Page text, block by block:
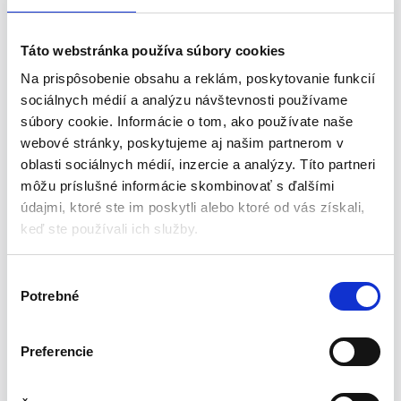
Táto webstránka používa súbory cookies
Na prispôsobenie obsahu a reklám, poskytovanie funkcií
sociálnych médií a analýzu návštevnosti používame
súbory cookie. Informácie o tom, ako používate naše
webové stránky, poskytujeme aj našim partnerom v
oblasti sociálnych médií, inzercie a analýzy. Títo partneri
môžu príslušné informácie skombinovať s ďalšími
údajmi, ktoré ste im poskytli alebo ktoré od vás získali,
keď ste používali ich služby.
Potrebné
Preferencie
teplotách. Mikina má 3 vrecká na zips. Rukávy sú zakončené
stoperom, čo umožňuje lepšie prispôsobenie veľkosti typu
postavy. Mestský strih a módne farby umožňujú používať produkt
aj mimo práce. Zárukou kvality je európsky certifikát a prevedenie
v súlade s normou EN ISO 13688: 2013. Značka NEO spĺňa
očakávania profesionálov.
Špecifikácia výrobku:
Množstvo vreciek so zipsom: 3
Farba: sivá
Materiálové zloženie: 100% polyester
Rozmery: